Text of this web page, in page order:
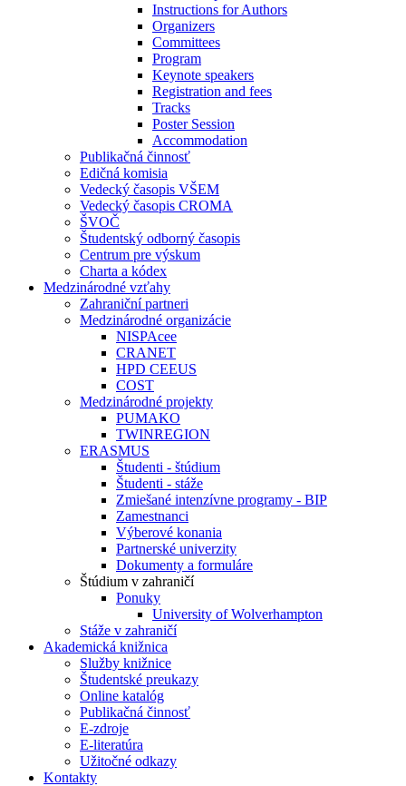
Instructions for Authors
Organizers
Committees
Program
Keynote speakers
Registration and fees
Tracks
Poster Session
Accommodation
Publikačná činnosť
Edičná komisia
Vedecký časopis VŠEM
Vedecký časopis CROMA
ŠVOČ
Študentský odborný časopis
Centrum pre výskum
Charta a kódex
Medzinárodné vzťahy
Zahraniční partneri
Medzinárodné organizácie
NISPAcee
CRANET
HPD CEEUS
COST
Medzinárodné projekty
PUMAKO
TWINREGION
ERASMUS
Študenti - štúdium
Študenti - stáže
Zmiešané intenzívne programy - BIP
Zamestnanci
Výberové konania
Partnerské univerzity
Dokumenty a formuláre
Štúdium v zahraničí
Ponuky
University of Wolverhampton
Stáže v zahraničí
Akademická knižnica
Služby knižnice
Študentské preukazy
Online katalóg
Publikačná činnosť
E-zdroje
E-literatúra
Užitočné odkazy
Kontakty